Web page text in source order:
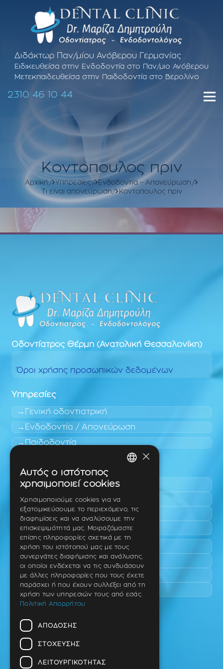
Διδάκτωρ Παν/μίου Ανόβερου Γερμανίας
Ειδικευθείσα στην Ενδοδοντία στο Παν/μιο Ανόβερου
Μετεκπαιδευθείσα στην Παιδοδοντία στο Βερολίνο
2310 46 10 44
Κοντοπουλος πριν
Αρχική Υπηρεσίες
Ενδοδοντία – Απονεύρωση
Τι είναι απονεύρωση
Κοντοπουλος πριν
Οδοντίατρος Θέρμη (Ανατολική Θεσσαλονίκη)
Όροι χρήσης προσωπικών δεδομένων
Υπηρεσίες
Γενική οδοντιατρική
Ενδοδοντία / Απονεύρωση
Παιδοδοντία
Πυλαία
Τριάδι
Νέο Ρύσιο
Επανομή
Περαία
Καλαμαριά
Πανόραμα
Χαριλάου
Ταβάκη – Θ. Λίτσα 10 (γωνία),
Θέρμη – Θεσσαλονίκη
T.K 57001
×
Αυτός ο ιστότοπος
χρησιμοποιεί cookies
Χρησιμοποιούμε cookies για να
εξατομικεύσουμε το περιεχόμενο, τις
διαφημίσεις και να αναλύσουμε την
επισκεψιμότητά μας. Μοιραζόμαστε
επίσης πληροφορίες σχετικά με τη
χρήση του ιστότοπού μας με τους
συνεργάτες διαφήμισης και ανάλυσης,
οι οποίοι ενδέχεται να τις συνδυάσουν
με άλλες πληροφορίες που τους έχετε
παράσχει ή που έχουν συλλέξει από τη
χρήση των υπηρεσιών τους από εσάς.
Πολιτική Απορρήτου
ΑΠΌΔΟΣΗΣ
ΣΤΌΧΕΥΣΗΣ
ΛΕΙΤΟΥΡΓΙΚΌΤΗΤΑΣ